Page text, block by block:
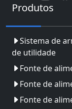
Produtos
Sistema de
de utilidade
Fonte de
Fonte de
Fonte de